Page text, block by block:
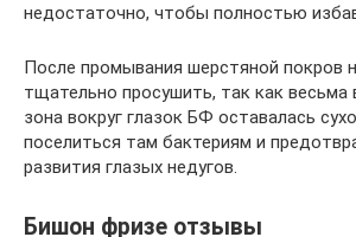
недостаточно, чтобы полностью
После промывания шерстяной покров
тщательно просушить, так как
зона вокруг глазок БФ оставалась
поселиться там бактериям и
развития глазых недугов.
Бишон фризе отзывы